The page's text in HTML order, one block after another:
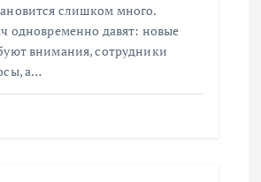
слишком много.
одновременно давят: новые
внимания, сотрудники
а…